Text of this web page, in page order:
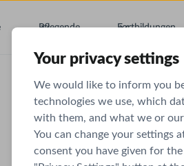
Your privacy settings
We would like to inform you
technologies we use, which
with them, and what we or
You can change your settings
consent you have given for
Pflegende Fortbildungen